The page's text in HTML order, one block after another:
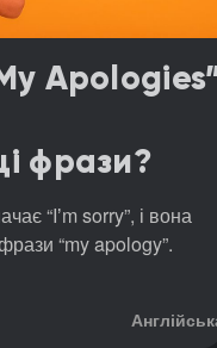
фрази?
“Iʼm sorry”, і вона
“my apology”.